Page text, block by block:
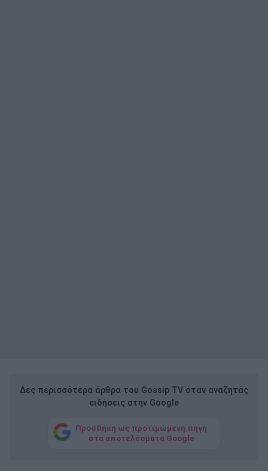
Δες περισσότερα άρθρα του Gossip TV όταν αναζητάς
ειδήσεις στην Google
Προσθήκη ως προτιμώμενη πηγή
στα αποτελέσματα Google